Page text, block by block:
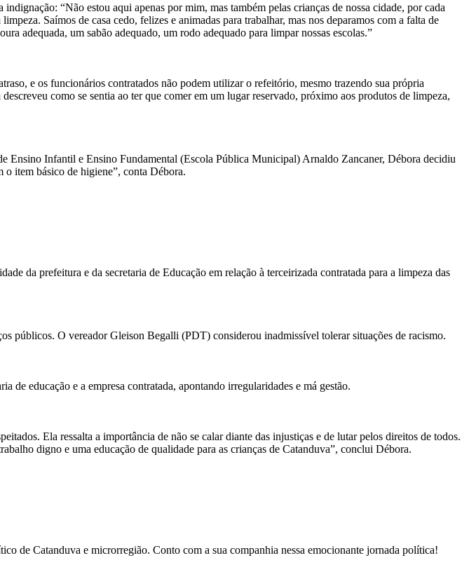
“Não estou aqui apenas por mim, mas também pelas crianças de nossa cidade, por cada
Saímos de casa cedo, felizes e animadas para trabalhar, mas nos deparamos com a falta de
adequada, um sabão adequado, um rodo adequado para limpar nossas escolas.”
e os funcionários contratados não podem utilizar o refeitório, mesmo trazendo sua própria
como se sentia ao ter que comer em um lugar reservado, próximo aos produtos de limpeza,
Infantil e Ensino Fundamental (Escola Pública Municipal) Arnaldo Zancaner, Débora decidiu
o item básico de higiene”, conta Débora.
da prefeitura e da secretaria de Educação em relação à terceirizada contratada para a limpeza das
públicos. O vereador Gleison Begalli (PDT) considerou inadmissível tolerar situações de racismo.
educação e a empresa contratada, apontando irregularidades e má gestão.
Ela ressalta a importância de não se calar diante das injustiças e de lutar pelos direitos de todos.
digno e uma educação de qualidade para as crianças de Catanduva”, conclui Débora.
de Catanduva e microrregião. Conto com a sua companhia nessa emocionante jornada política!